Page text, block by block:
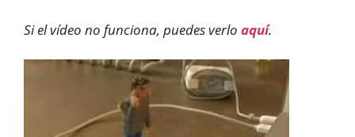
Si el vídeo no funciona, puedes verlo aquí.